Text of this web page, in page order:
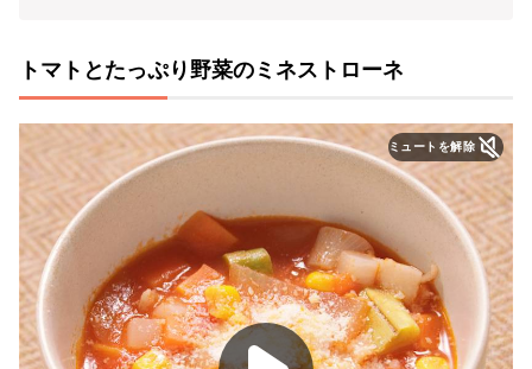
トマトとたっぷり野菜のミネストローネ
ミュートを解除